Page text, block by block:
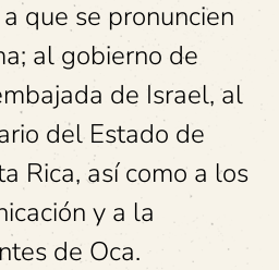
que se pronuncien
al gobierno de
de Israel, al
del Estado de
Rica, así como a los
y a la
de Oca.